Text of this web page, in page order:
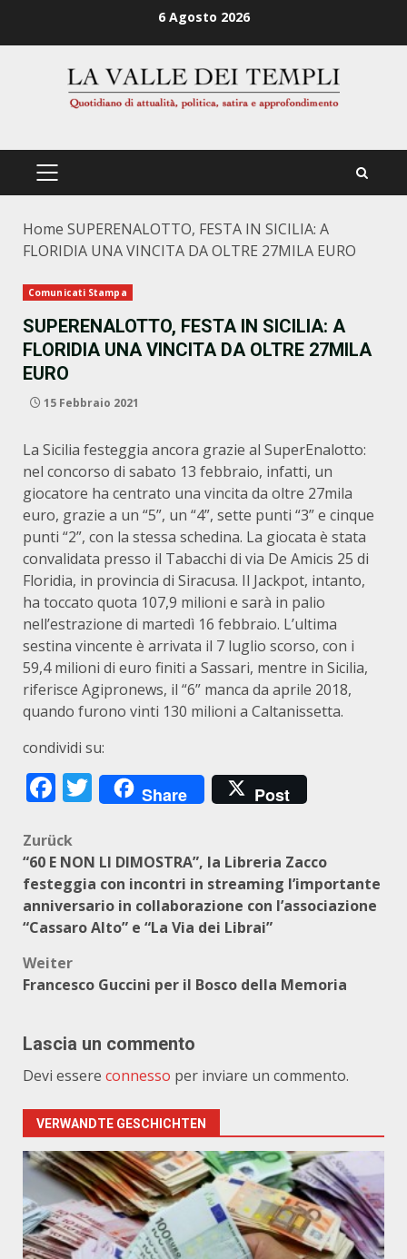
6 Agosto 2026
PRIMÄRES
Home SUPERENALOTTO, FESTA IN SICILIA: A
FLORIDIA UNA VINCITA DA OLTRE 27MILA EURO
Comunicati Stampa
SUPERENALOTTO, FESTA IN SICILIA: A
FLORIDIA UNA VINCITA DA OLTRE 27MILA
EURO
15 Febbraio 2021
La Sicilia festeggia ancora grazie al SuperEnalotto:
nel concorso di sabato 13 febbraio, infatti, un
giocatore ha centrato una vincita da oltre 27mila
euro, grazie a un “5”, un “4”, sette punti “3” e cinque
punti “2”, con la stessa schedina. La giocata è stata
convalidata presso il Tabacchi di via De Amicis 25 di
Floridia, in provincia di Siracusa. Il Jackpot, intanto,
ha toccato quota 107,9 milioni e sarà in palio
nell’estrazione di martedì 16 febbraio. L’ultima
sestina vincente è arrivata il 7 luglio scorso, con i
59,4 milioni di euro finiti a Sassari, mentre in Sicilia,
riferisce Agipronews, il “6” manca da aprile 2018,
quando furono vinti 130 milioni a Caltanissetta.
condividi su:
Facebook
Twitter
Share Post
Beitragsnavigation
Zurück
“60 E NON LI DIMOSTRA”, la Libreria Zacco
festeggia con incontri in streaming l’importante
anniversario in collaborazione con l’associazione
“Cassaro Alto” e “La Via dei Librai”
Weiter
Francesco Guccini per il Bosco della Memoria
Lascia un commento
Devi essere connesso per inviare un commento.
VERWANDTE GESCHICHTEN